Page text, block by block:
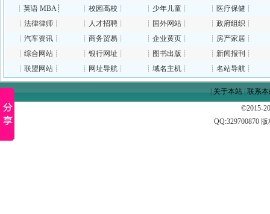
┊ 英语 MBA┊ ┊ 校园高校 ┊ ┊ 少年儿童 ┊ ┊ 医疗保健 ┊
┊ 法律律师┊ ┊ 人才招聘 ┊ ┊ 国外网站 ┊ ┊ 政府组织 ┊
┊ 汽车资讯┊ ┊ 商务贸易 ┊ ┊ 企业黄页 ┊ ┊ 房产家居 ┊
┊ 综合网站┊ ┊ 银行网址 ┊ ┊ 图书出版 ┊ ┊ 新闻报刊 ┊
┊ 联盟网站┊ ┊ 网址导航 ┊ ┊ 域名主机 ┊ ┊ 名站导航 ┊
|关于本站|联系
©2015-
QQ:329700870 版